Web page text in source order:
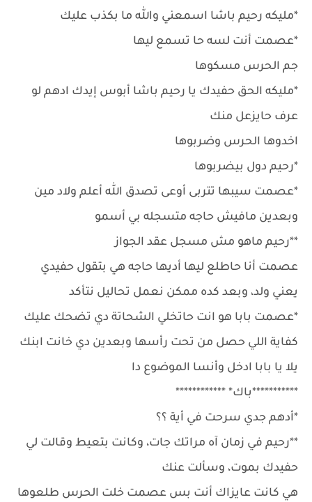
*مليكه رحيم باشا اسمعني والله ما بكذب عليك
*عصمت أنت لسه حا تسمع ليها
جم الحرس مسكوها
*مليكه الحق حفيدك يا رحيم باشا أبوس إيدك ادهم لو
عرف حايزعل منك
اخدوها الحرس وضربوها
*رحيم دول بيضربوها
*عصمت سيبها تتربى أوعى تصدق الله أعلم ولاد مين
وبعدين مافيش حاجه متسجله بي أسمو
**رحيم ماهو مش مسجل عقد الجواز
عصمت أنا حاطلع ليها أديها حاجه هي بتقول حفيدي
يعني ولد، وبعد كده ممكن نعمل تحاليل نتأكد
*عصمت بابا هو انت حاتخلي الشحاتة دي تضحك عليك
كفاية اللي حصل من تحت رأسها وبعدين دي خانت ابنك
يلا يا بابا ادخل وأنسا الموضوع دا
***********باك* ************
*أدهم جدي سرحت في أية ؟؟
**رحيم في زمان آه مراتك جات، وكانت بتعيط وقالت لي
حفيدك بموت، وسألت عنك
هي كانت عايزاك أنت بس عصمت خلت الحرس طلعوها